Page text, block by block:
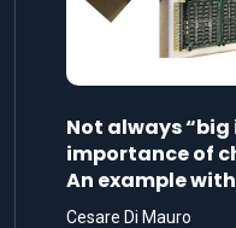
Not always
importance of
An example
Cesare Di Mauro